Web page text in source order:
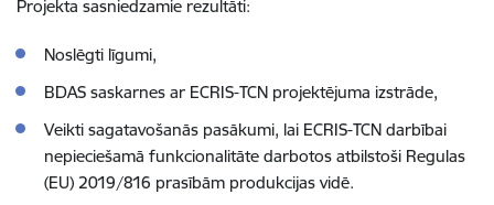
Projekta sasniedzamie rezultāti:
Noslēgti līgumi,
BDAS saskarnes ar ECRIS-TCN projektējuma izstrāde,
Veikti sagatavošanās pasākumi, lai ECRIS-TCN darbībai
nepieciešamā funkcionalitāte darbotos atbilstoši Regulas
(EU) 2019/816 prasībām produkcijas vidē.